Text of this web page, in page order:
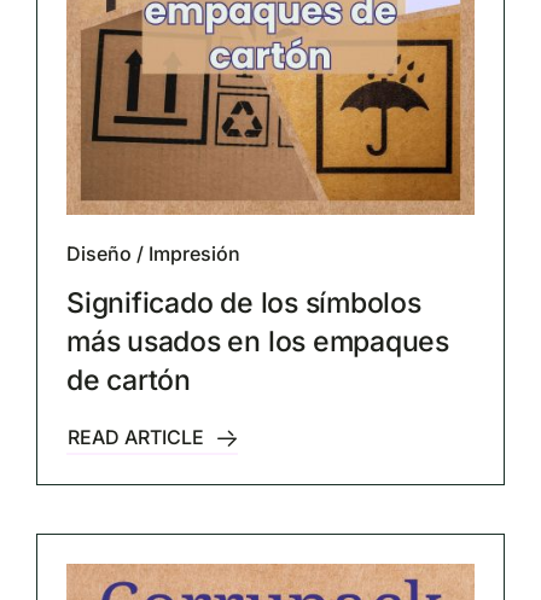
Diseño / Impresión
Significado de los símbolos
más usados en los empaques
de cartón
READ ARTICLE